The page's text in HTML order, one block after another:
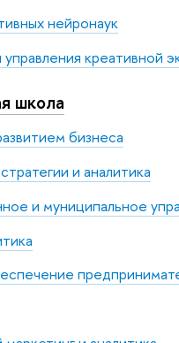
нейронаук
креативной
школа
бизнеса
и аналитика
и муниципальное